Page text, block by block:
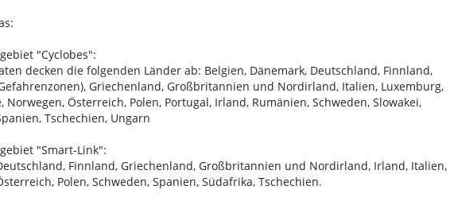
"Cyclobes":
decken die folgenden Länder ab: Belgien, Dänemark, Deutschland, Finnland,
Griechenland, Großbritannien und Nordirland, Italien, Luxemburg,
Norwegen, Österreich, Polen, Portugal, Irland, Rumänien, Schweden, Slowakei,
Tschechien, Ungarn
"Smart-Link":
Finnland, Griechenland, Großbritannien und Nordirland, Irland, Italien,
Polen, Schweden, Spanien, Südafrika, Tschechien.